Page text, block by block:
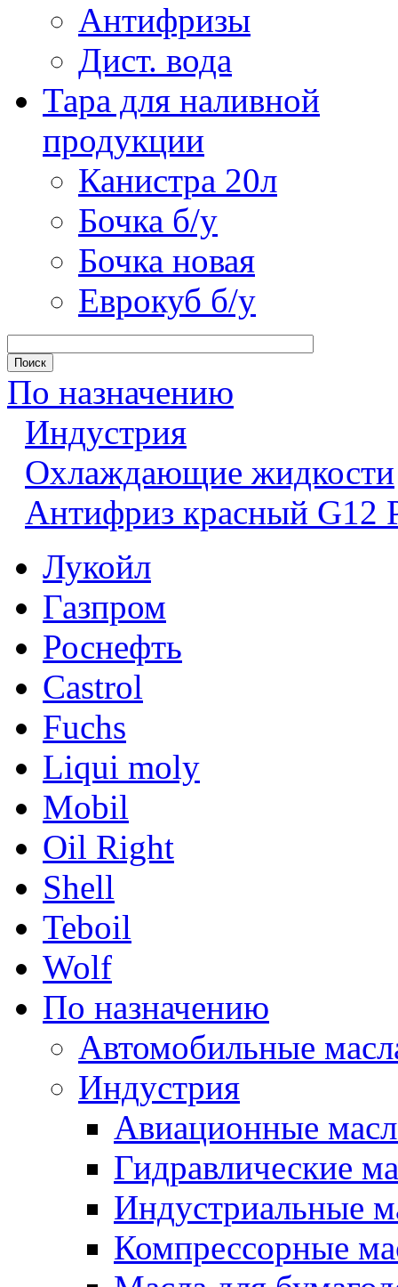
Антифризы
Дист. вода
Тара для наливной
продукции
Канистра 20л
Бочка б/у
Бочка новая
Еврокуб б/у
По назначению
Индустрия
Охлаждающие жидкости
Антифриз красный G12
Лукойл
Газпром
Роснефть
Castrol
Fuchs
Liqui moly
Mobil
Oil Right
Shell
Teboil
Wolf
По назначению
Автомобильные
Индустрия
Авиационные
Гидравлические
Индустриальные
Компрессорные